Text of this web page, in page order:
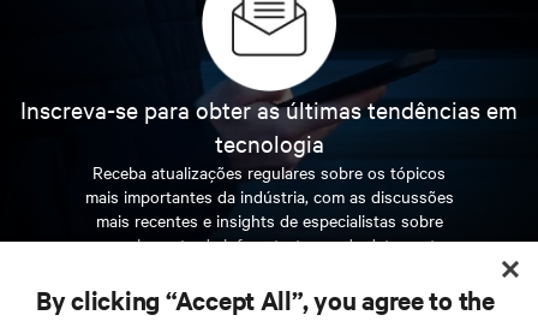
Inscreva-se para obter as últimas tendências em
tecnologia
Receba atualizações regulares sobre os tópicos
mais importantes da indústria, com as discussões
mais recentes e insights de especialistas sobre
gerenciamento de infraestrutura e de data center.
INSCREVA-SE AGORA
By clicking “Accept All”, you agree to the